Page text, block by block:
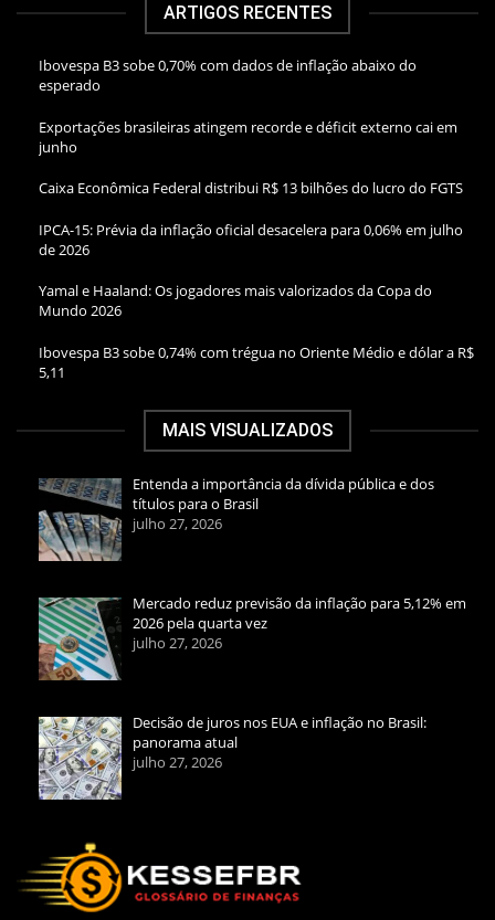
ARTIGOS RECENTES
Ibovespa B3 sobe 0,70% com dados de inflação abaixo do
esperado
Exportações brasileiras atingem recorde e déficit externo cai em
junho
Caixa Econômica Federal distribui R$ 13 bilhões do lucro do FGTS
IPCA-15: Prévia da inflação oficial desacelera para 0,06% em julho
de 2026
Yamal e Haaland: Os jogadores mais valorizados da Copa do
Mundo 2026
Ibovespa B3 sobe 0,74% com trégua no Oriente Médio e dólar a R$
5,11
MAIS VISUALIZADOS
Entenda a importância da dívida pública e dos
títulos para o Brasil
julho 27, 2026
Mercado reduz previsão da inflação para 5,12% em
2026 pela quarta vez
julho 27, 2026
Decisão de juros nos EUA e inflação no Brasil:
panorama atual
julho 27, 2026